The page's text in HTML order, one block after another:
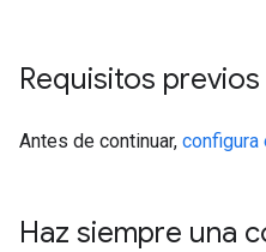
Requisitos previos
Antes de continuar, configura
Haz siempre una